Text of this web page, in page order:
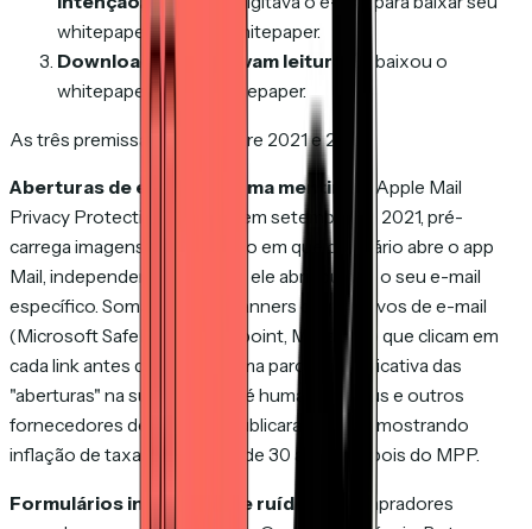
whitepaper, queria o whitepaper.
Downloads significavam leitura.
Se baixou o
whitepaper, ia ler o whitepaper.
As três premissas caíram entre 2021 e 2024.
Aberturas de e-mail são uma mentira.
O Apple Mail
Privacy Protection, lançado em setembro de 2021, pré-
carrega imagens no momento em que o usuário abre o app
Mail, independentemente de ele abrir ou não o seu e-mail
específico. Somando aos scanners corporativos de e-mail
(Microsoft SafeLinks, Proofpoint, Mimecast) que clicam em
cada link antes da entrega, uma parcela significativa das
"aberturas" na sua MAP não é humana. Litmus e outros
fornecedores de analytics publicaram dados mostrando
inflação de taxa de abertura de 30 a 50% depois do MPP.
Formulários inundados de ruído.
Os compradores